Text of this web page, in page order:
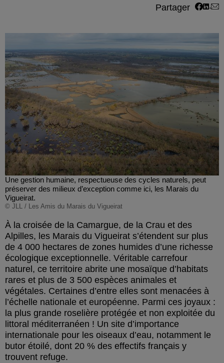
Partager
Une gestion humaine, respectueuse des cycles naturels, peut
préserver des milieux d’exception comme ici, les Marais du
Vigueirat.
© JLL / Les Amis du Marais du Vigueirat
À la croisée de la Camargue, de la Crau et des
Alpilles, les Marais du Vigueirat s’étendent sur plus
de 4 000 hectares de zones humides d’une richesse
écologique exceptionnelle. Véritable carrefour
naturel, ce territoire abrite une mosaïque d’habitats
rares et plus de 3 500 espèces animales et
végétales. Certaines d’entre elles sont menacées à
l’échelle nationale et européenne. Parmi ces joyaux :
la plus grande roselière protégée et non exploitée du
littoral méditerranéen ! Un site d’importance
internationale pour les oiseaux d’eau, notamment le
butor étoilé, dont 20 % des effectifs français y
trouvent refuge.